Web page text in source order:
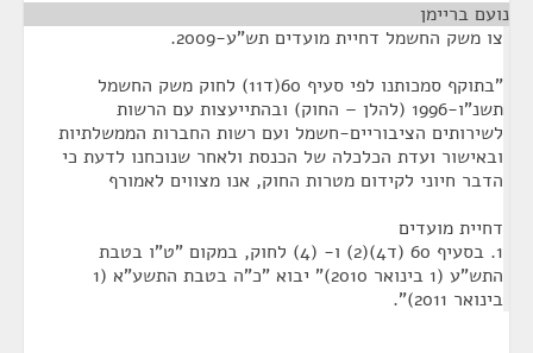
נועם בריימן
צו משק החשמל דחיית מועדים תש"ע-2009.
"בתוקף סמכותנו לפי סעיף 60(ד11) לחוק משק החשמל
תשנ"ו-1996 (להלן – החוק) ובהתייעצות עם הרשות
לשירותים הציבוריים-חשמל ועם רשות החברות הממשלתיות
ובאישור ועדת הכלכלה של הכנסת ולאחר שנוכחנו לדעת כי
הדבר חיוני לקידום מטרות החוק, אנו מצווים לאמורף
דחיית מועדים
1. בסעיף 60 (ד4)(2) ו- (4) לחוק, במקום "ט"ו בטבת
התש"ע (1 בינואר 2010)" יבוא "כ"ה בטבת התשע"א (1
בינואר 2011)".